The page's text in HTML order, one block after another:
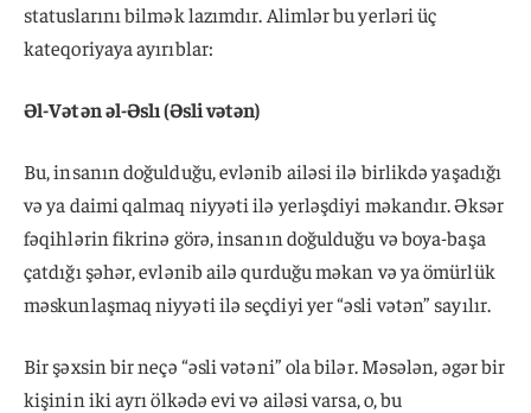
statuslarını bilmək lazımdır. Alimlər bu yerləri üç
kateqoriyaya ayırıblar:
Əl-Vətən əl-Əslı (Əsli vətən)
Bu, insanın doğulduğu, evlənib ailəsi ilə birlikdə yaşadığı
və ya daimi qalmaq niyyəti ilə yerləşdiyi məkandır. Əksər
fəqihlərin fikrinə görə, insanın doğulduğu və boya-başa
çatdığı şəhər, evlənib ailə qurduğu məkan və ya ömürlük
məskunlaşmaq niyyəti ilə seçdiyi yer “əsli vətən” sayılır.
Bir şəxsin bir neçə “əsli vətəni” ola bilər. Məsələn, əgər bir
kişinin iki ayrı ölkədə evi və ailəsi varsa, o, bu